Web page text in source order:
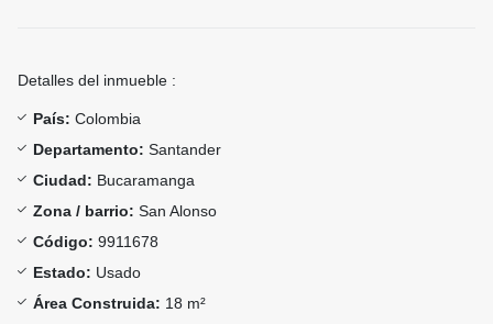
Detalles del inmueble :
País: Colombia
Departamento: Santander
Ciudad: Bucaramanga
Zona / barrio: San Alonso
Código: 9911678
Estado: Usado
Área Construida: 18 m²